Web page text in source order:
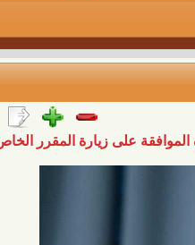
زيارة المقرر الخاص بالتعذيب